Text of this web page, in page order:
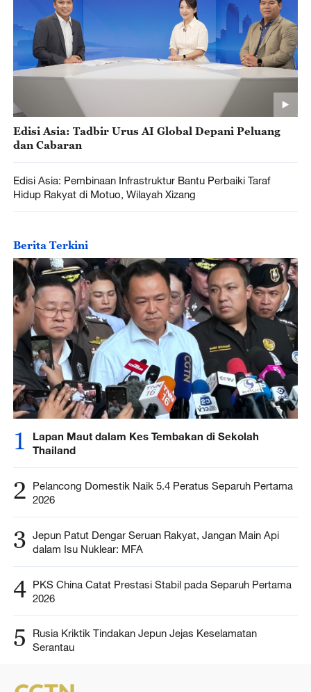
Edisi Asia: Tadbir Urus AI Global Depani Peluang
dan Cabaran
Edisi Asia: Pembinaan Infrastruktur Bantu Perbaiki Taraf
Hidup Rakyat di Motuo, Wilayah Xizang
Berita Terkini
1
Lapan Maut dalam Kes Tembakan di Sekolah
Thailand
2
Pelancong Domestik Naik 5.4 Peratus Separuh Pertama
2026
3 Jepun Patut Dengar Seruan Rakyat, Jangan Main Api
dalam Isu Nuklear: MFA
4 PKS China Catat Prestasi Stabil pada Separuh Pertama
2026
5
Rusia Kriktik Tindakan Jepun Jejas Keselamatan
Serantau